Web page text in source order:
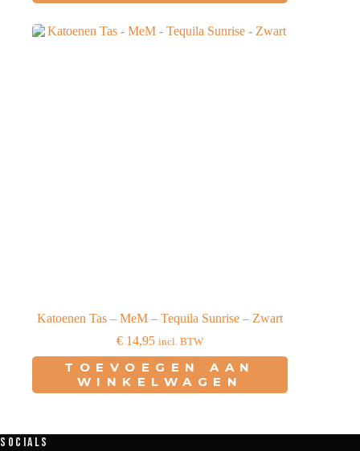
Katoenen Tas – MeM – Tequila Sunrise – Zwart
€ 14,95 incl. BTW
TOEVOEGEN AAN
WINKELWAGEN
Socials